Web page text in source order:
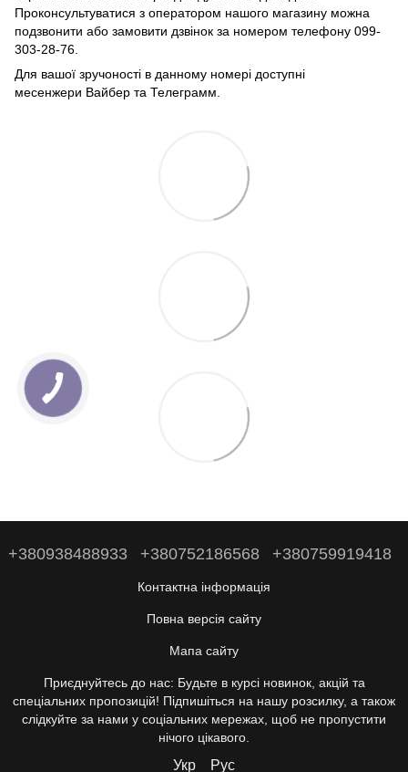
Проконсультуватися з оператором нашого магазину можна
подзвонити або замовити дзвінок за номером телефону 099-
303-28-76.
Для вашої зручоності в данному номері доступні
месенжери Вайбер та Телеграмм.
+380938488933 +380752186568 +380759919418
Контактна інформація
Повна версія сайту
Мапа сайту
Приєднуйтесь до нас: Будьте в курсі новинок, акцій та
спеціальних пропозицій! Підпишіться на нашу розсилку, а також
слідкуйте за нами у соціальних мережах, щоб не пропустити
нічого цікавого.
Укр Рус